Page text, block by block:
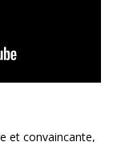
et convaincante,